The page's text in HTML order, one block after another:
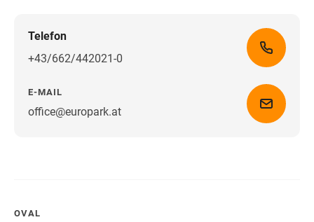
Telefon
+43/662/442021-0
E-MAIL
office@europark.atWegbeschreibung erhalten
OVAL